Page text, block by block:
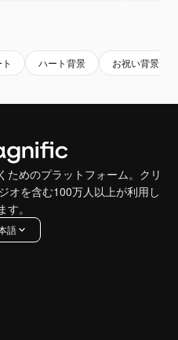
ハート背景 お祝い背景
ためのプラットフォーム。クリ
オを含む100万人以上が利用し
す。
語